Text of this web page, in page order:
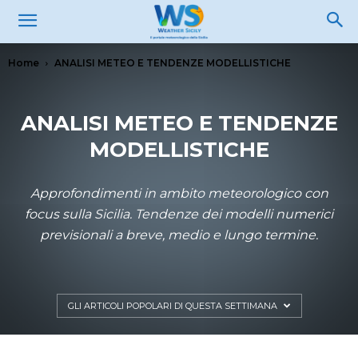
Home ANALISI METEO E TENDENZE MODELLISTICHE
ANALISI METEO E TENDENZE
MODELLISTICHE
Approfondimenti in ambito meteorologico con
focus sulla Sicilia. Tendenze dei modelli numerici
previsionali a breve, medio e lungo termine.
GLI ARTICOLI POPOLARI DI QUESTA SETTIMANA